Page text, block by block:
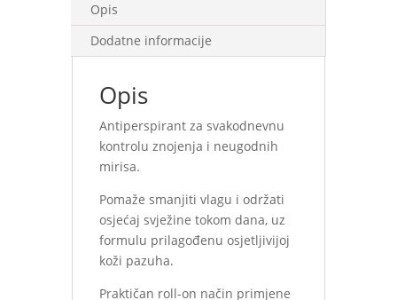
Opis
Dodatne informacije
Opis
Antiperspirant za svakodnevnu
kontrolu znojenja i neugodnih
mirisa.
Pomaže smanjiti vlagu i održati
osjećaj svježine tokom dana, uz
formulu prilagođenu osjetljivijoj
koži pazuha.
Praktičan roll-on način primjene